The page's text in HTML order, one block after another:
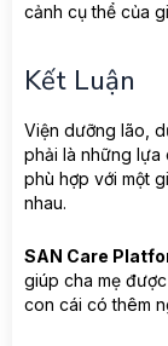
cảnh cụ thể của
Kết Luận
Viện dưỡng lão,
phải là những lựa
phù hợp với một
nhau.
SAN Care
giúp cha mẹ
con cái có thêm